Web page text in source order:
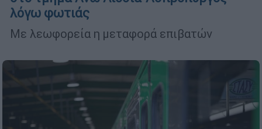
λόγω φωτιάς
Με λεωφορεία η μεταφορά επιβατών